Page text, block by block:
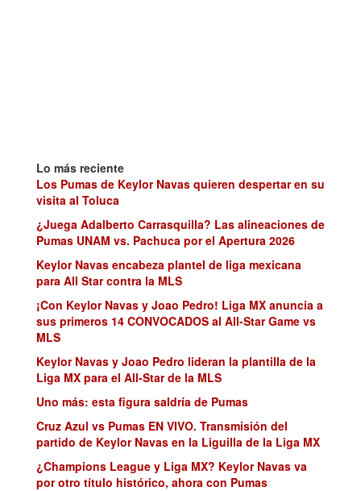
Lo más reciente
Los Pumas de Keylor Navas quieren despertar en su
visita al Toluca
¿Juega Adalberto Carrasquilla? Las alineaciones de
Pumas UNAM vs. Pachuca por el Apertura 2026
Keylor Navas encabeza plantel de liga mexicana
para All Star contra la MLS
¡Con Keylor Navas y Joao Pedro! Liga MX anuncia a
sus primeros 14 CONVOCADOS al All-Star Game vs
MLS
Keylor Navas y Joao Pedro lideran la plantilla de la
Liga MX para el All-Star de la MLS
Uno más: esta figura saldría de Pumas
Cruz Azul vs Pumas EN VIVO. Transmisión del
partido de Keylor Navas en la Liguilla de la Liga MX
¿Champions League y Liga MX? Keylor Navas va
por otro título histórico, ahora con Pumas